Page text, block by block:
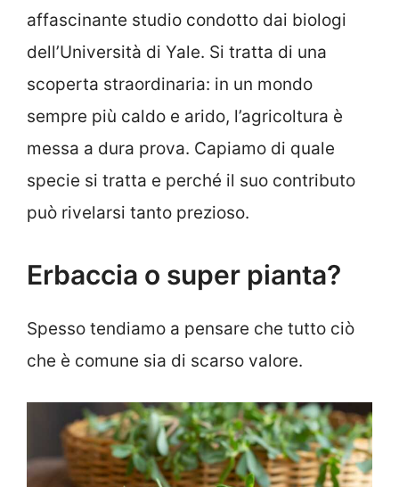
affascinante studio condotto dai biologi
dell’Università di Yale. Si tratta di una
scoperta straordinaria: in un mondo
sempre più caldo e arido, l’agricoltura è
messa a dura prova. Capiamo di quale
specie si tratta e perché il suo contributo
può rivelarsi tanto prezioso.
Erbaccia o super pianta?
Spesso tendiamo a pensare che tutto ciò
che è comune sia di scarso valore.